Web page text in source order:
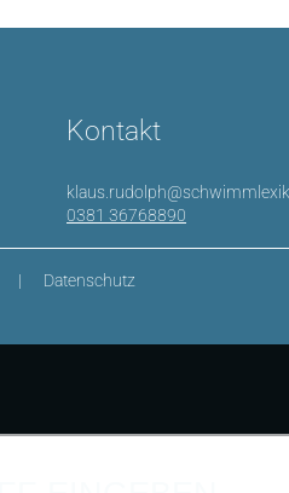
Kontakt
0381 36768890
Datenschutz